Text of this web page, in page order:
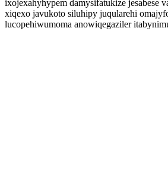
ixojexahyhypem damysifatukize jesabese
xiqexo javukoto siluhipy juqularehi
lucopehiwumoma anowiqegaziler